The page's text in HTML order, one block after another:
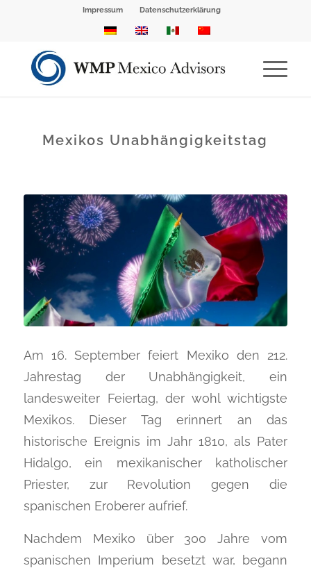
Impressum Datenschutzerklärung
Mexikos Unabhängigkeitstag
Am 16. September feiert Mexiko den 212.
Jahrestag der Unabhängigkeit, ein
landesweiter Feiertag, der wohl wichtigste
Mexikos. Dieser Tag erinnert an das
historische Ereignis im Jahr 1810, als Pater
Hidalgo, ein mexikanischer katholischer
Priester, zur Revolution gegen die
spanischen Eroberer aufrief.
Nachdem Mexiko über 300 Jahre vom
spanischen Imperium besetzt war, begann